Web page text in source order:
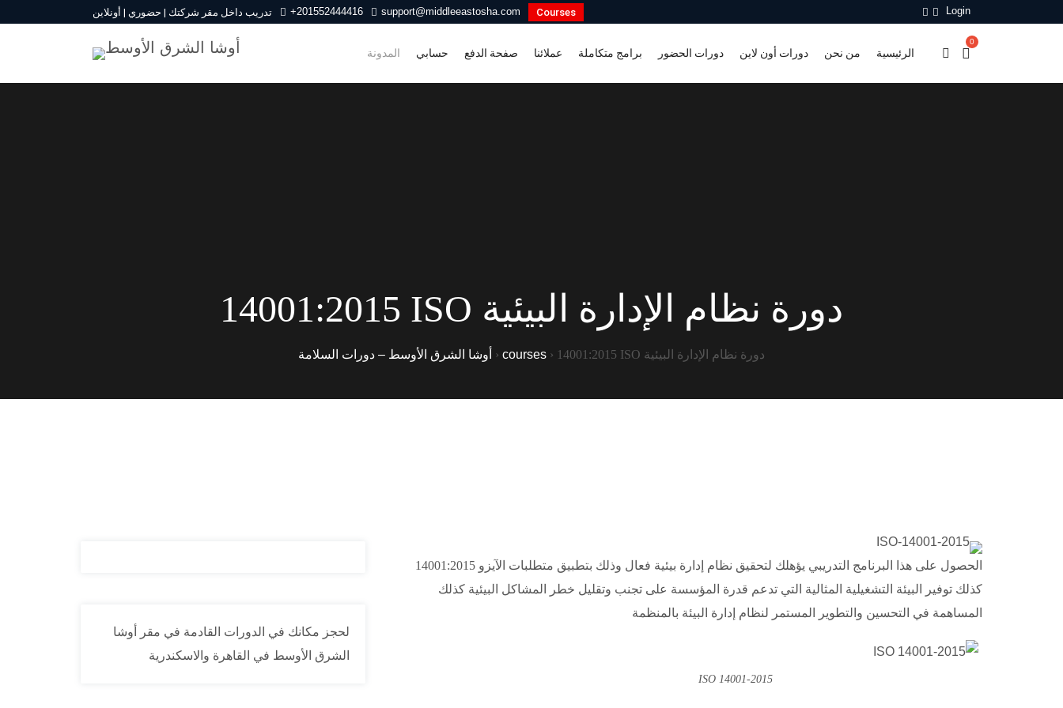
تدريب داخل مقر شركتك | حضوري | أونلاين +201552444416 support@middleeastosha.com Courses Login
الرئيسية من نحن دورات أون لاين دورات الحضور برامج متكاملة عملائنا صفحة الدفع حسابي المدونة
0
14001:2015 ISO دورة نظام الإدارة البيئية
أوشا الشرق الأوسط – دورات السلامة › courses › 14001:2015 ISO دورة نظام الإدارة البيئية
لحجز مكانك في الدورات القادمة في مقر أوشا
الشرق الأوسط في القاهرة والاسكندرية
الحصول على هذا البرنامج التدريبي يؤهلك لتحقيق نظام إدارة بيئية فعال وذلك بتطبيق متطلبات الآيزو 14001:2015
كذلك توفير البيئة التشغيلية المثالية التي تدعم قدرة المؤسسة على تجنب وتقليل خطر المشاكل البيئية كذلك
المساهمة في التحسين والتطوير المستمر لنظام إدارة البيئة بالمنظمة
14001-2015 ISO